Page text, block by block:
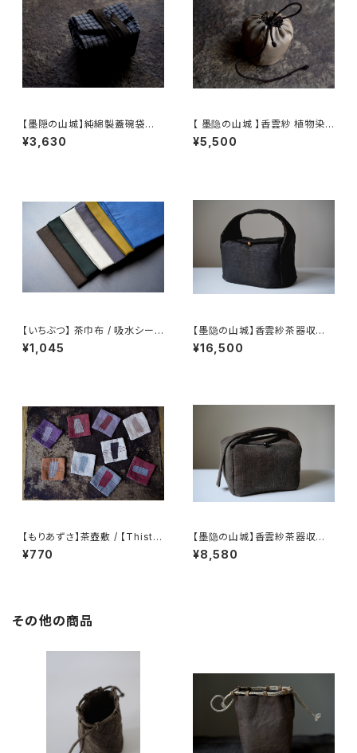
【墨隠の山城】純綿製蓋碗袋内【
【 墨隐の山城 】香雲紗 植物染
仕覆 めカップ袋 【 Ink & Moun
¥3,630
【 墨隐の山城 】香雲紗 植物染
仕覆 めカップ袋 【 Ink & Moun
tain Tea Atelier】Tea Cadd
¥5,500
【いちぶつ】 茶巾布 / 吸水シート
(カビが生えない)
¥1,045
【墨隐の山城】香雲紗茶器収納
バッグ 「内袋分離式のアウトドア
ティーバッグ」
¥16,500
【もりあずさ】茶壺敷 / 【Thistl
e】Teapot Coaster
¥770
【墨隐の山城】香雲紗茶器収納
バッグ 「内袋分離式のアウトドア
ティーバッグ」
¥8,580
その他の商品